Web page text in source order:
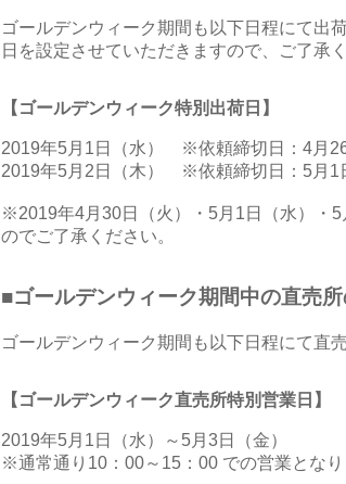
ゴールデンウィーク期間も以下日程にて出
日を設定させていただきますので、ご了承く
【ゴールデンウィーク特別出荷日】
2019年5月1日（水） ※依頼締切日：4月
2019年5月2日（木） ※依頼締切日：5月1
※2019年4月30日（火）・5月1日（水）・
のでご了承ください。
■ゴールデンウィーク期間中の直売
ゴールデンウィーク期間も以下日程にて直
【ゴールデンウィーク直売所特別営業日】
2019年5月1日（水）～5月3日（金）
※通常通り10：00～15：00 での営業となり